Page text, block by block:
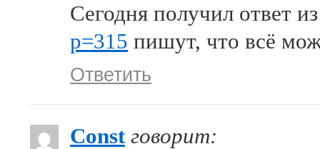
Сегодня получил ответ
p=315 пишут, что всё
Ответить
Const говорит: